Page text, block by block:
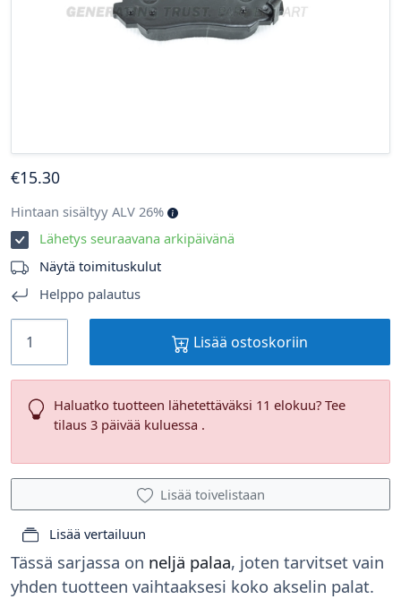
Tässä sarjassa on neljä palaa, joten tarvitset vain
yhden tuotteen vaihtaaksesi koko akselin palat.
€15.30
Hintaan sisältyy ALV 26%
Lähetys seuraavana arkipäivänä
Näytä toimituskulut
Helppo palautus
Lisää ostoskoriin
Haluatko tuotteen lähetettäväksi 11 elokuu? Tee
tilaus 3 päivää kuluessa .
Lisää toivelistaan
Lisää vertailuun